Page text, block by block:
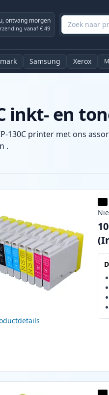
ontvang morgen
vanaf € 49
Samsung Xerox
inkt- en
130C printer met ons
.